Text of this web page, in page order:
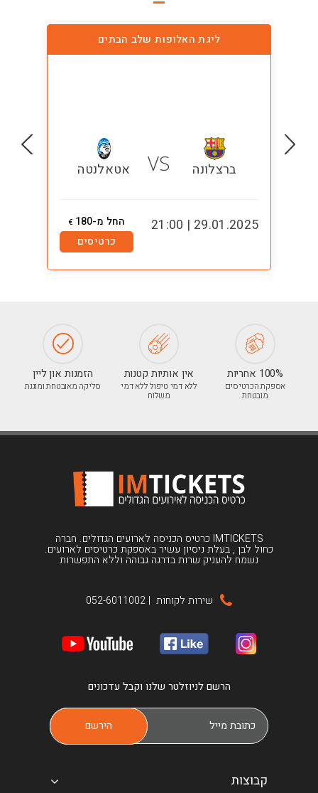
ליגת האלופות שלב הבתים
ברצלונה VS אטאלנטה
29.01.2025 | 21:00 החל מ-180 €
כרטיסים
100% אחריות
אספקת הכרטיסים
מובטחת
אין אותיות קטנות
ללא דמי טיפול ללא דמי
משלוח
הזמנות און ליין
סליקה מאובטחת ומוגנת
IMTICKETS כרטיס הכניסה לארועים הגדולים. חברה
כחול לבן , בעלת ניסיון עשיר באספקת כרטיסים לארועים.
נשמח להעניק שרות בדרגה גבוהה וללא התפשרות
שירות לקוחות |
052-6011002
הרשם לניוזלטר שלנו וקבל עדכונים
קבוצות